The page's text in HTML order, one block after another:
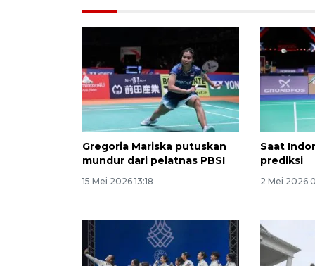
Gregoria Mariska putuskan
mundur dari pelatnas PBSI
15 Mei 2026 13:18
Saat
prediksi
2 Mei 2026